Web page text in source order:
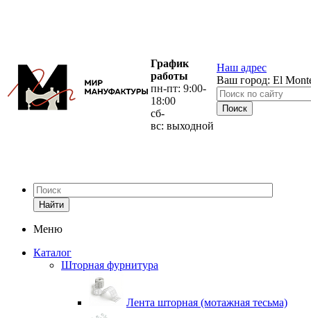
График
работы
пн-пт: 9:00-
18:00
сб-
вс: выходной
Наш адрес
Ваш город: El
Найти
Меню
Каталог
Шторная фурнитура
Лента шторная (мотажная тесьма)